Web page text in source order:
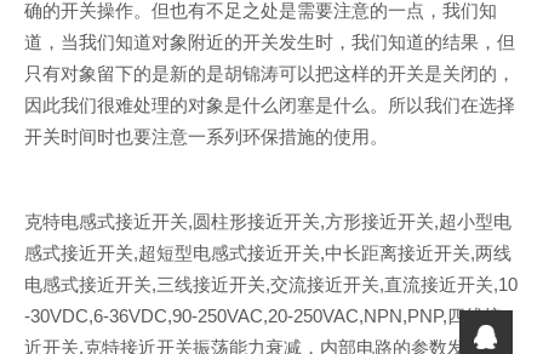
确的开关操作。但也有不足之处是需要注意的一点，我们知
道，当我们知道对象附近的开关发生时，我们知道的结果，但
只有对象留下的是新的是胡锦涛可以把这样的开关是关闭的，
因此我们很难处理的对象是什么闭塞是什么。所以我们在选择
开关时间时也要注意一系列环保措施的使用。
克特电感式接近开关,圆柱形接近开关,方形接近开关,超小型电
感式接近开关,超短型电感式接近开关,中长距离接近开关,两线
电感式接近开关,三线接近开关,交流接近开关,直流接近开关,10
-30VDC,6-36VDC,90-250VAC,20-250VAC,NPN,PNP,四线接
近开关,克特接近开关振荡能力衰减，内部电路的参数发生变